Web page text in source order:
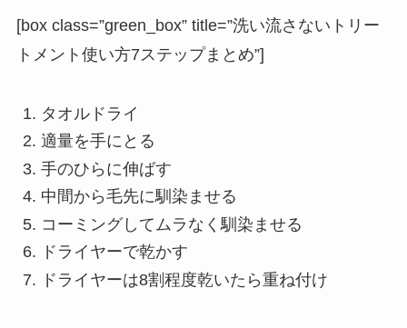
[box class=”green_box” title=”洗い流さないトリー
トメント使い方7ステップまとめ”]
タオルドライ
適量を手にとる
手のひらに伸ばす
中間から毛先に馴染ませる
コーミングしてムラなく馴染ませる
ドライヤーで乾かす
ドライヤーは8割程度乾いたら重ね付け